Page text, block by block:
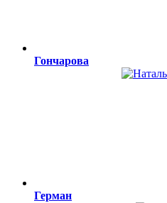
Гончарова
Герман